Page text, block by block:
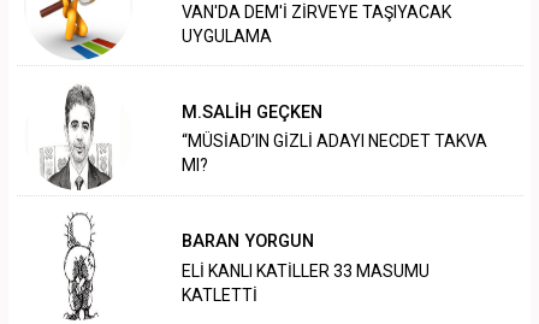
VAN'DA DEM'İ ZİRVEYE TAŞIYACAK
UYGULAMA
M.SALİH GEÇKEN
“MÜSİAD’IN GİZLİ ADAYI NECDET TAKVA
MI?
BARAN YORGUN
ELİ KANLI KATİLLER 33 MASUMU
KATLETTİ